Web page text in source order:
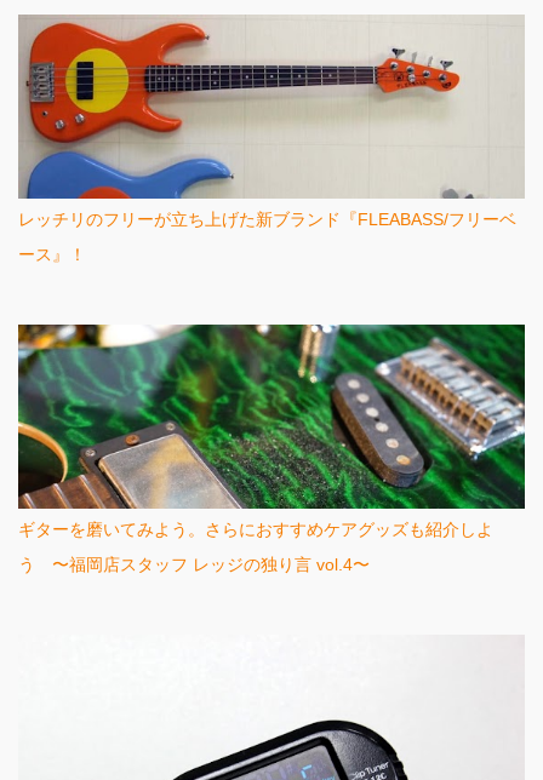
レッチリのフリーが立ち上げた新ブランド『FLEABASS/フリーベ
ース』！
ギターを磨いてみよう。さらにおすすめケアグッズも紹介しよ
う 〜福岡店スタッフ レッジの独り言 vol.4〜